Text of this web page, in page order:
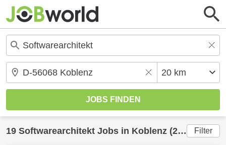
19 Softwarearchitekt Jobs in Koblenz (20 km) gefunden Filter